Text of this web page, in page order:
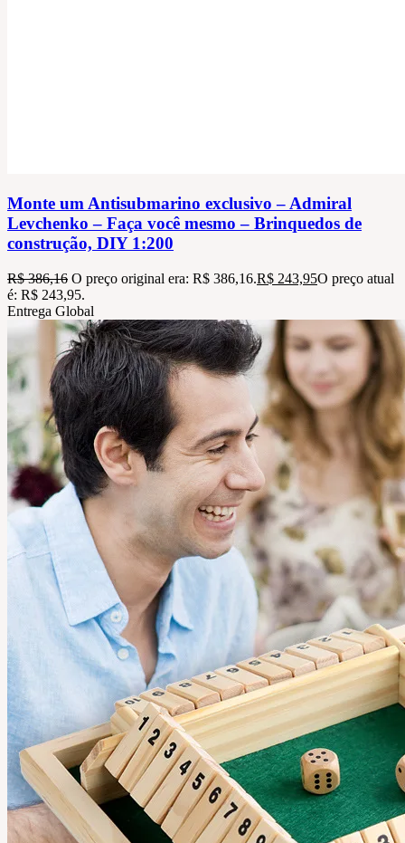
Monte um Antisubmarino exclusivo – Admiral
Levchenko – Faça você mesmo – Brinquedos de
construção, DIY 1:200
R$386,16 O preço original era: R$ 386,16.R$ 243,95O preço atual
é: R$ 243,95.
Entrega Global